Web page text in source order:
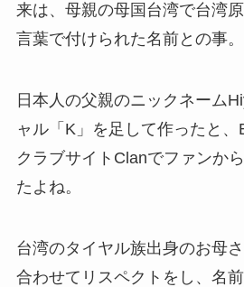
来は、母親の母国台湾で台湾
言葉で付けられた名前との事。
日本人の父親のニックネーム
ャル「K」を足して作ったと
クラブサイトClanでファンか
たよね。
台湾のタイヤル族出身のお母
合わせてリスペクトをし、名